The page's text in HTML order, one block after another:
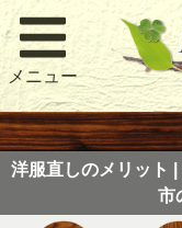
メニュー
洋服直しのメリット
市